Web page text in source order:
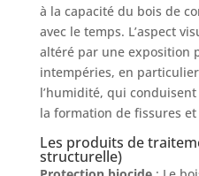
à la capacité du bois de
avec le temps. L’aspect
altéré par une exposition
intempéries, en
l’humidité, qui
la formation de fissures
Les produits de
structurelle)